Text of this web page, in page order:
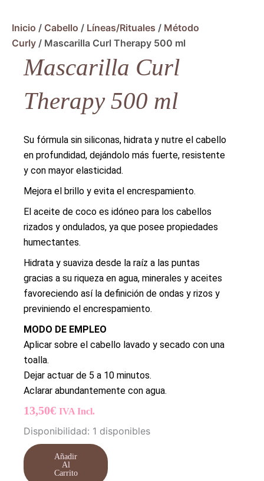
Inicio / Cabello / Líneas/Rituales / Método
Curly / Mascarilla Curl Therapy 500 ml
Mascarilla Curl
Therapy 500 ml
Su fórmula sin siliconas, hidrata y nutre el cabello
en profundidad, dejándolo más fuerte, resistente
y con mayor elasticidad.
Mejora el brillo y evita el encrespamiento.
El aceite de coco es idóneo para los cabellos
rizados y ondulados, ya que posee propiedades
humectantes.
Hidrata y suaviza desde la raíz a las puntas
gracias a su riqueza en agua, minerales y aceites
favoreciendo así la definición de ondas y rizos y
previniendo el encrespamiento.
MODO DE EMPLEO
Aplicar sobre el cabello lavado y secado con una
toalla.
Dejar actuar de 5 a 10 minutos.
Aclarar abundantemente con agua.
13,50€ IVA Incl.
Disponibilidad: 1 disponibles
Mascarilla
Curl
Therapy
500
ml
Añadir
Al
Carrito